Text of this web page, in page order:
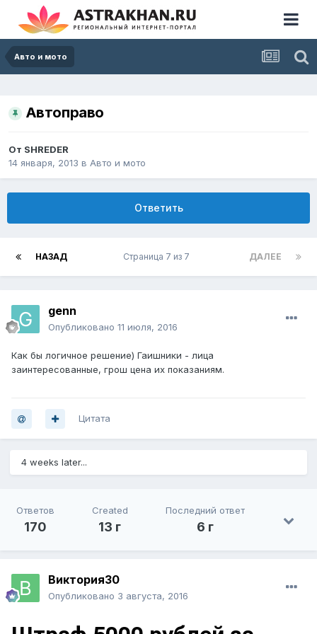
Авто и мото
Автоправо
От SHREDER
14 января, 2013 в Авто и мото
Ответить
НАЗАД ДАЛЕЕ
Страница 7 из 7
genn
Опубликовано 11 июля, 2016
Как бы логичное решение) Гаишники - лица
заинтересованные, грош цена их показаниям.
Цитата
4 weeks later...
Ответов
170
Created
13 г
Последний ответ
6 г
Виктория30
Опубликовано 3 августа, 2016